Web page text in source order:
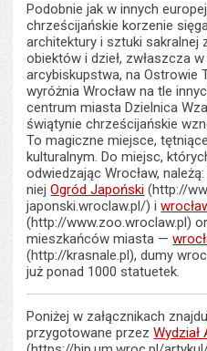
Podobnie jak w innych
chrześcijańskie korzenie
architektury i sztuki sakralnej
obiektów i dzieł, zwłaszcza
arcybiskupstwa, na Ostrowie
wyróżnia Wrocław na tle
centrum miasta Dzielnica
świątynie chrześcijańskie
To magiczne miejsce,
kulturalnym. Do miejsc,
odwiedzając Wrocław,
niejOgród Japoński (http://
japonski.wroclaw.pl/) i
(http://www.zoo.wroclaw.pl)
mieszkańców miasta —
(http://krasnale.pl), dumy
już ponad 1000 statuetek.
Poniżej w załącznikach
przygotowane przez